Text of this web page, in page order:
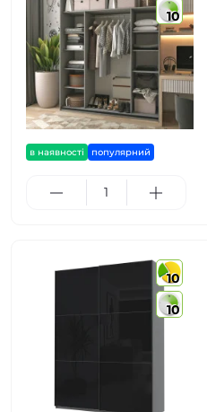
10
в наявності популярний
10
10